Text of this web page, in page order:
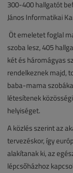
300-400 hallgatót
János Informatikai
Öt emeletet foglal
szoba lesz, 405
két és háromágyas
rendelkeznek majd,
baba-mama
létesítenek
helyiséget.
A közlés szerint az
tervezéskor, így
alakítanak ki, az
lépcsőházhoz